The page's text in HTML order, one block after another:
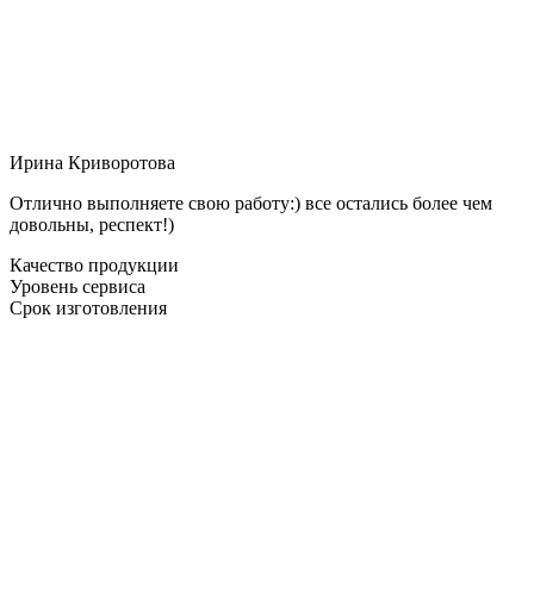
Ирина Криворотова
Отлично выполняете свою работу:) все остались более чем
довольны, респект!)
Качество продукции
Уровень сервиса
Срок изготовления